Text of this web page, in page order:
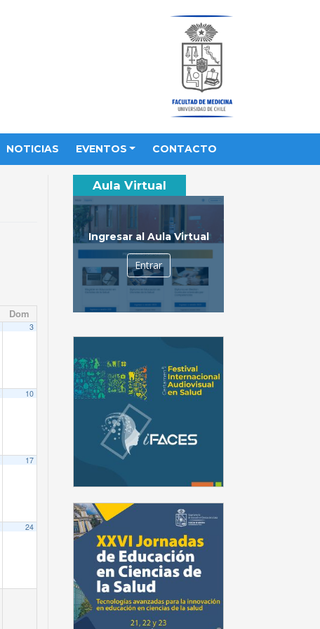
NOTICIAS EVENTOS CONTACTO
Dom
3
10
17
24
Aula Virtual
Ingresar al Aula Virtual
Entrar